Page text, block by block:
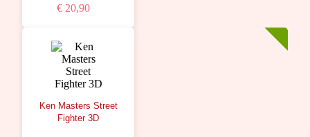
€ 20,90
Ken Masters Street
Fighter 3D